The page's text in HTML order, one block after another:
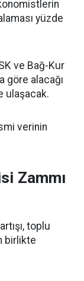
yüzde
ve Bağ-Kur
göre alacağı
ulaşacak.
verinin
Zammı
toplu
birlikte